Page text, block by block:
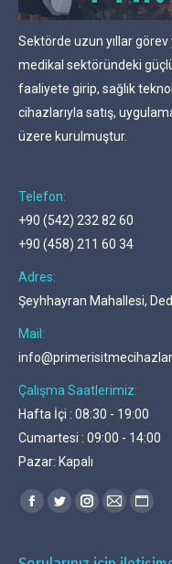
Sektörde uzun yıllar
medikal sektöründeki
faaliyete girip, sağlık
cihazlarıyla satış,
üzere kurulmuştur.
Telefon:
+90 (542) 232 82 60
+90 (458) 211 60 34
Adres:
Şeyhhayran Mahallesi,
Mail:
Çalışma Saatlerimiz:
Hafta İçi : 08:30 - 19:00
Cumartesi : 09:00 - 14:00
Pazar: Kapalı
Find us on:
Facebook
opens
Twitter
opens
Instagram
opens
Mail
opens